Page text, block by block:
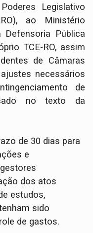
Legislativo
ao Ministério
Defensoria Pública
TCE-RO, assim
de Câmaras
necessários
de
no texto da
de 30 dias para
e
dos atos
estudos,
sido
de gastos.